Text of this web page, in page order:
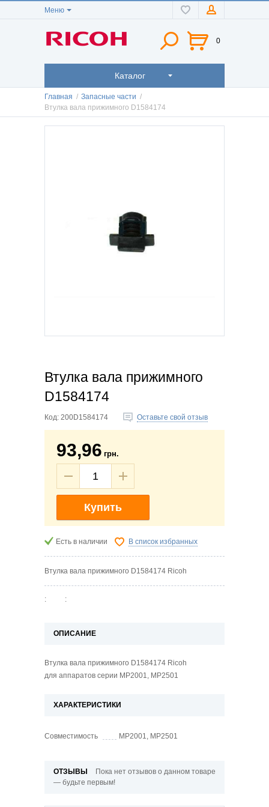
Меню
0
Каталог
Главная / Запасные части /
Втулка вала прижимного D1584174
Втулка вала прижимного
D1584174
Код: 200D1584174 Оставьте свой отзыв
93,96 грн.
Купить
Есть в наличии В список избранных
Втулка вала прижимного D1584174 Ricoh
: :
ОПИСАНИЕ
Втулка вала прижимного D1584174 Ricoh
для аппаратов серии MP2001, MP2501
ХАРАКТЕРИСТИКИ
Совместимость MP2001, MP2501
ОТЗЫВЫ
Пока нет отзывов о данном товаре
— будьте первым!